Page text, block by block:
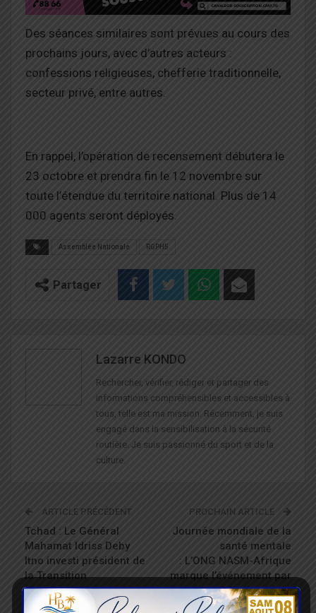
Des séances similaires sont prévues au cours des
prochains jours, avec d’autres acteurs :
confessions religieuses, chefferie traditionnelle,
secteur privé, entre autres.
En rappel, l’opération de recensement débutera le
23 octobre et prendra fin le 12 novembre sur
toute l’étendue du territoire national. Plus de 14
000 agents seront déployés.
Assemblée Nationale RGPH5
Partager
Lazarre KONDO
Rechercher, vérifier, rédiger et partager des
informations compréhensibles et accessibles à
tous, telle est ma mission. Récemment, je suis
engagé dans la sensibilisation à la sécurité
routière. Je suis passionné du sport et de la
culture.
ARTICLE PRÉCÉDENT
Tchad : Le Général
Mahamat Idriss Deby
Itno investi président de
la Transition
PROCHAIN ARTICLE
Journée mondiale de la
santé mentale
: L’ONG NASM-Afrique
marque l’événement par
une série d’activités